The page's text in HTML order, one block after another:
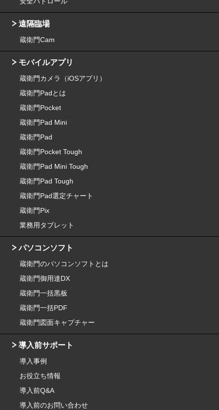
遠隔臨場
蔵衛門Cam
モバイルアプリ
蔵衛門カメラ（iOSアプリ）
蔵衛門Padとは
蔵衛門Pocket
蔵衛門Pad Mini
蔵衛門Pad
蔵衛門Pocket Tough
蔵衛門Pad Mini Tough
蔵衛門Pad Tough
蔵衛門Pad選定チャート
蔵衛門Pix
業務用タブレット
パソコンソフト
蔵衛門のパソコンソフトとは
蔵衛門御用達DX
蔵衛門一括黒板
蔵衛門一括PDF
蔵衛門図面キャプチャー
導入前サポート
導入事例
お役立ち情報
導入前Q&A
導入前のお問い合わせ